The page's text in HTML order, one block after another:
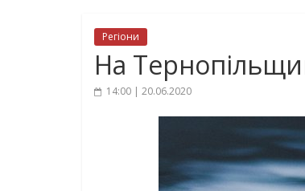
Регіони
На
14:00 | 20.06.2020